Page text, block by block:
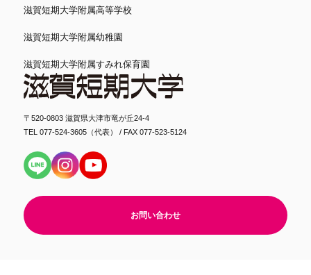
〒520-0803 滋賀県大津市竜が丘24-4
TEL 077-524-3605（代表） / FAX 077-523-5124
お問い合わせ
滋賀短期大学附属高等学校
滋賀短期大学附属幼稚園
滋賀短期大学附属すみれ保育園